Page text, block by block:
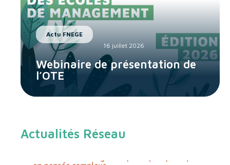
Actu FNEGE
16 juillet 2026
Webinaire de présentation de
l’OTE
Actualités Réseau